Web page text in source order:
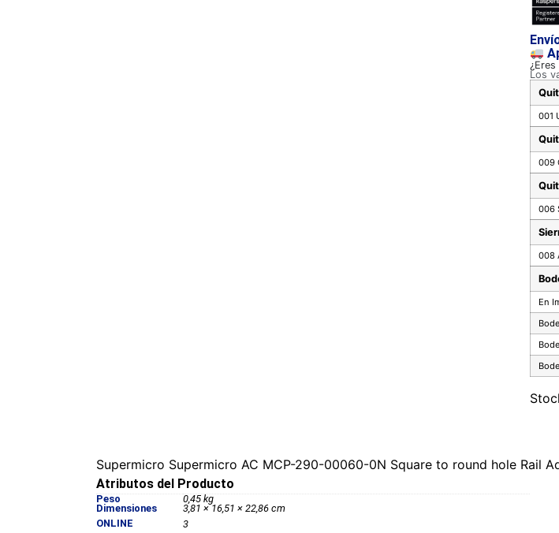
Los
001
009
006
008
En
Supermicro Supermicro AC MCP-290-00060-0N Square to round hole Rail
Atributos del Producto
Peso
0,45 kg
Dimensiones
3,81 × 16,51 × 22,86 cm
ONLINE
3